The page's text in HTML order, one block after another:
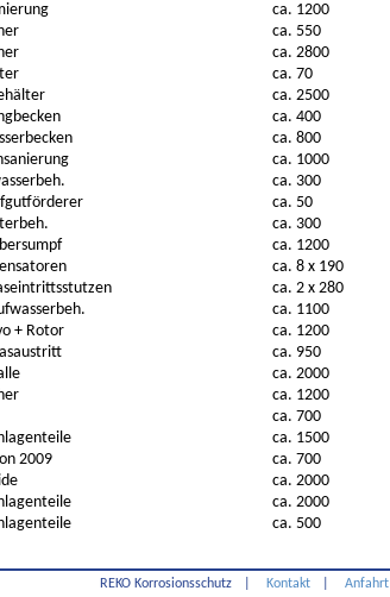
ca. 1200
ca. 550
ca. 2800
ca. 70
ca. 2500
ca. 400
ca. 800
ca. 1000
ca. 300
ca. 50
ca. 300
ca. 1200
ca. 8 x 190
ca. 2 x 280
ca. 1100
+ Rotor
ca. 1200
ca. 950
ca. 2000
ca. 1200
ca. 700
ca. 1500
2009
ca. 700
ca. 2000
ca. 2000
ca. 500
REKO Korrosionsschutz Kontakt Anfahrt